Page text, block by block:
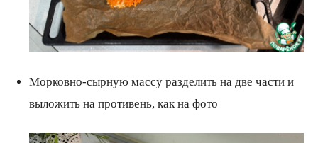
Морковно-сырную массу разделить на две части и
выложить на противень, как на фото